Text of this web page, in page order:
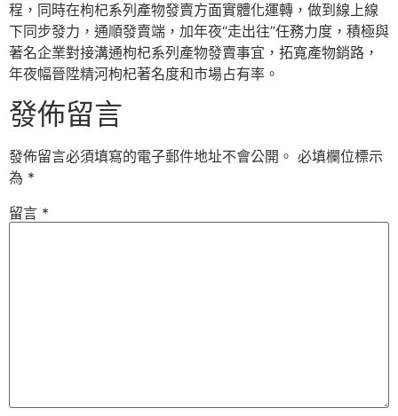
程，同時在枸杞系列產物發賣方面實體化運轉，做到線上線
下同步發力，通順發賣端，加年夜“走出往”任務力度，積極與
著名企業對接溝通枸杞系列產物發賣事宜，拓寬產物銷路，
年夜幅晉陞精河枸杞著名度和市場占有率。
發佈留言
發佈留言必須填寫的電子郵件地址不會公開。 必填欄位標示
為 *
留言 *